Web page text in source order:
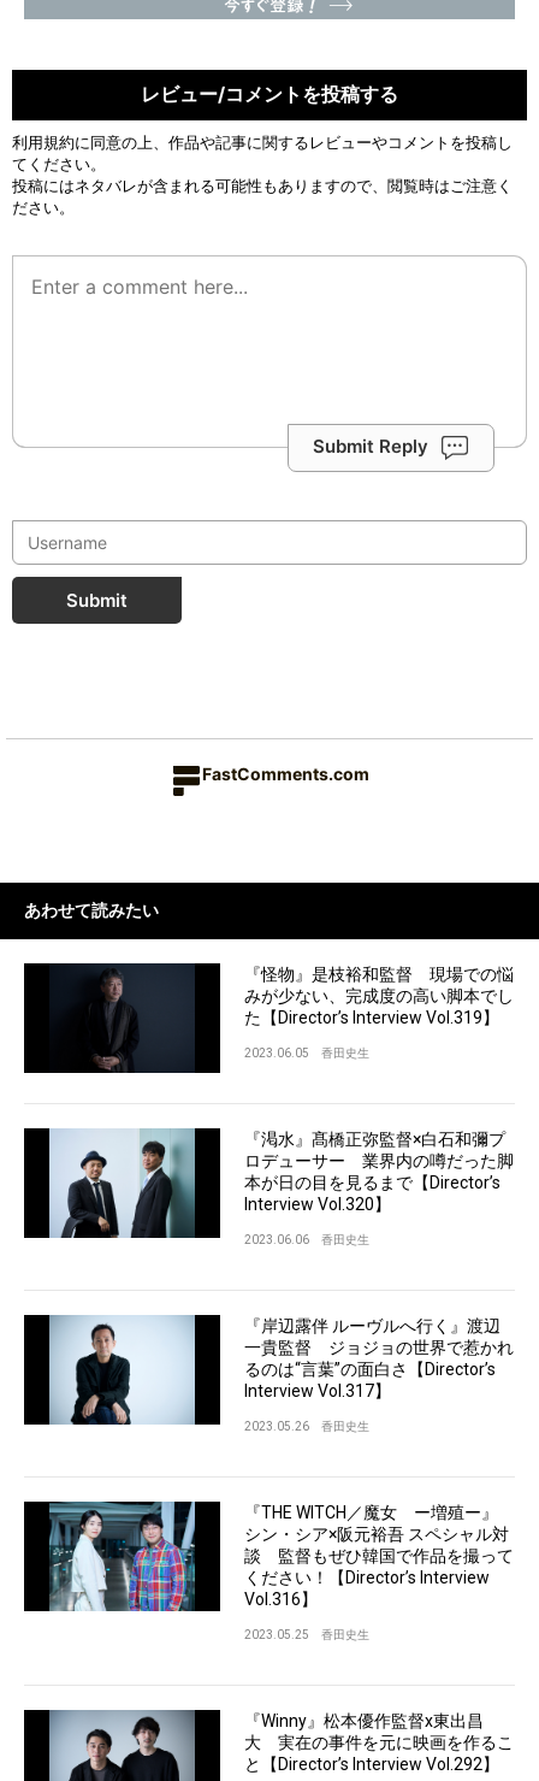
レビュー/コメントを投稿する
利用規約に同意の上、作品や記事に関するレビューやコメントを投稿し
てください。
投稿にはネタバレが含まれる可能性もありますので、閲覧時はご注意く
ださい。
Submit Reply
Submit
FastComments.com
あわせて読みたい
『怪物』是枝裕和監督 現場での悩
みが少ない、完成度の高い脚本でし
た【Director’s Interview Vol.319】
2023.06.05 香田史生
『渇水』髙橋正弥監督×白石和彌プ
ロデューサー 業界内の噂だった脚
本が日の目を見るまで【Director’s
Interview Vol.320】
2023.06.06 香田史生
『岸辺露伴 ルーヴルへ行く』渡辺
一貴監督 ジョジョの世界で惹かれ
るのは“言葉”の面白さ【Director’s
Interview Vol.317】
2023.05.26 香田史生
『THE WITCH／魔女 ー増殖ー』
シン・シア×阪元裕吾 スペシャル対
談 監督もぜひ韓国で作品を撮って
ください！【Director’s Interview
Vol.316】
2023.05.25 香田史生
『Winny』松本優作監督x東出昌
大 実在の事件を元に映画を作るこ
と【Director’s Interview Vol.292】